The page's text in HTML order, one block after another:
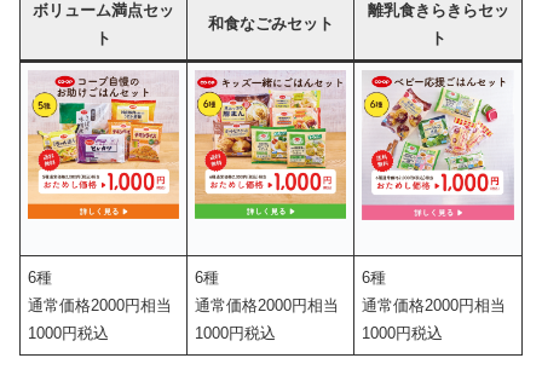
ボリューム満点セッ
ト
和食なごみセット
離乳食きらきらセッ
ト
6種
通常価格2000円相当
1000円税込
6種
通常価格2000円相当
1000円税込
6種
通常価格2000円相当
1000円税込